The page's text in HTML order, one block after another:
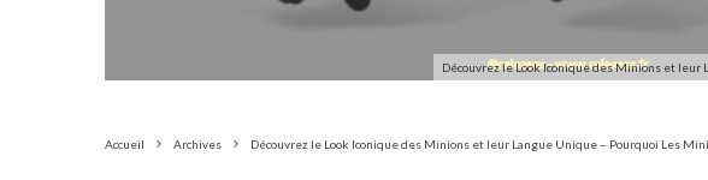
Découvrez le Look Iconique des Minions et
Accueil Archives Découvrez le Look Iconique des Minions et leur Langue Unique – Pourquoi Les